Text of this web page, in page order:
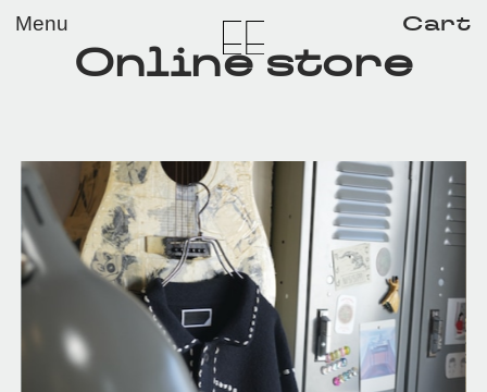
Online store
Menu Cart